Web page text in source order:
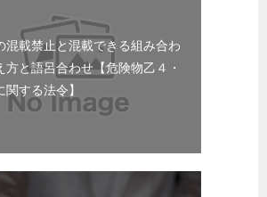
混載禁止と混載できる組み合わ
方と語呂合わせ【危険物乙４・
関する法令】